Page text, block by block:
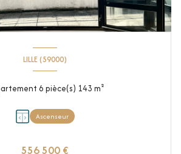
LILLE (59000)
Appartement 6 pièce(s) 143 m²
Ascenseur
556 500 €